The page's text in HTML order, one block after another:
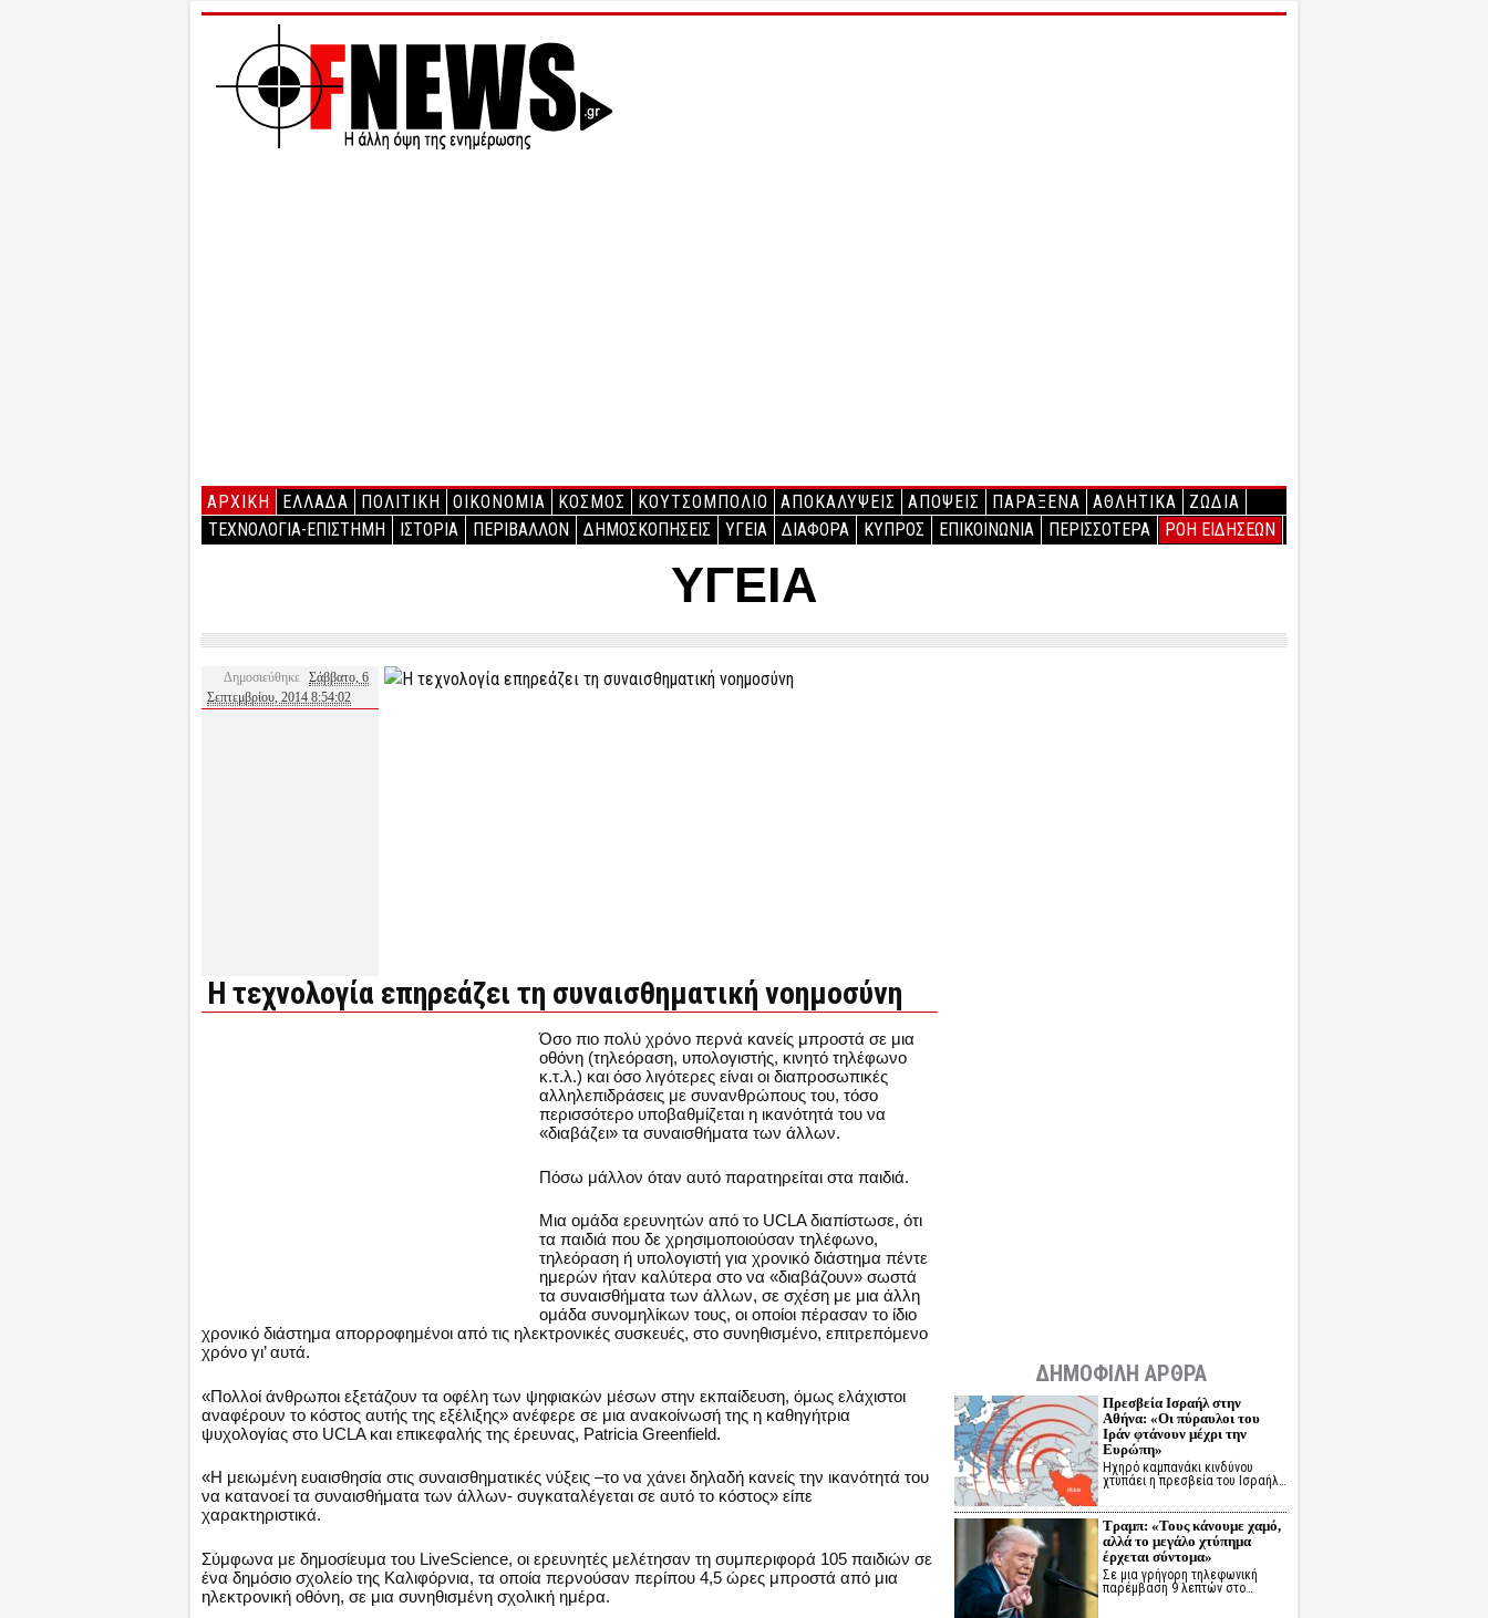
ΑΡΧΙΚΉ ΕΛΛΑΔΑ ΠΟΛΙΤΙΚΗ ΟΙΚΟΝΟΜΙΑ ΚΟΣΜΟΣ ΚΟΥΤΣΟΜΠΟΛΙΟ ΑΠΟΚΑΛΥΨΕΙΣ ΑΠΟΨΕΙΣ ΠΑΡΑΞΕΝΑ ΑΘΛΗΤΙΚΑ
ΖΩΔΙΑ
ΤΕΧΝΟΛΟΓΙΑ-ΕΠΙΣΤΗΜΗ
ΙΣΤΟΡΙΑ ΠΕΡΙΒΑΛΛΟΝ ΔΗΜΟΣΚΟΠΗΣΕΙΣ ΥΓΕΙΑ ΔΙΑΦΟΡΑ ΚΥΠΡΟΣ ΕΠΙΚΟΙΝΩΝΙΑ ΠΕΡΙΣΣΟΤΕΡΑ ΡΟΗ ΕΙΔΗΣΕΩΝ
ΥΓΕΙΑ
Δημοσιεύθηκε Σάββατο, 6
Σεπτεμβρίου, 2014 8:54:02
Η τεχνολογία επηρεάζει τη συναισθηματική νοημοσύνη
Όσο πιο πολύ χρόνο περνά κανείς μπροστά σε μια
οθόνη (τηλεόραση, υπολογιστής, κινητό τηλέφωνο
κ.τ.λ.) και όσο λιγότερες είναι οι διαπροσωπικές
αλληλεπιδράσεις με συνανθρώπους του, τόσο
περισσότερο υποβαθμίζεται η ικανότητά του να
«διαβάζει» τα συναισθήματα των άλλων.
Πόσω μάλλον όταν αυτό παρατηρείται στα παιδιά.
Μια ομάδα ερευνητών από το UCLA διαπίστωσε, ότι
τα παιδιά που δε χρησιμοποιούσαν τηλέφωνο,
τηλεόραση ή υπολογιστή για χρονικό διάστημα πέντε
ημερών ήταν καλύτερα στο να «διαβάζουν» σωστά
τα συναισθήματα των άλλων, σε σχέση με μια άλλη
ομάδα συνομηλίκων τους, οι οποίοι πέρασαν το ίδιο
χρονικό διάστημα απορροφημένοι από τις ηλεκτρονικές συσκευές, στο συνηθισμένο, επιτρεπόμενο
χρόνο γι’ αυτά.
«Πολλοί άνθρωποι εξετάζουν τα οφέλη των ψηφιακών μέσων στην εκπαίδευση, όμως ελάχιστοι
αναφέρουν το κόστος αυτής της εξέλιξης» ανέφερε σε μια ανακοίνωσή της η καθηγήτρια
ψυχολογίας στο UCLA και επικεφαλής της έρευνας, Patricia Greenfield.
«Η μειωμένη ευαισθησία στις συναισθηματικές νύξεις –το να χάνει δηλαδή κανείς την ικανότητά του
να κατανοεί τα συναισθήματα των άλλων- συγκαταλέγεται σε αυτό το κόστος» είπε
χαρακτηριστικά.
Σύμφωνα με δημοσίευμα του LiveScience, οι ερευνητές μελέτησαν τη συμπεριφορά 105 παιδιών σε
ένα δημόσιο σχολείο της Καλιφόρνια, τα οποία περνούσαν περίπου 4,5 ώρες μπροστά από μια
ηλεκτρονική οθόνη, σε μια συνηθισμένη σχολική ημέρα.
ΔΗΜΟΦΙΛΗ ΑΡΘΡΑ
Πρεσβεία Ισραήλ στην
Αθήνα: «Οι πύραυλοι του
Ιράν φτάνουν μέχρι την
Ευρώπη»
Ηχηρό καμπανάκι κινδύνου
χτυπάει η πρεσβεία του Ισραήλ…
Τραμπ: «Τους κάνουμε χαμό,
αλλά το μεγάλο χτύπημα
έρχεται σύντομα»
Σε μια γρήγορη τηλεφωνική
παρέμβαση 9 λεπτών στο…